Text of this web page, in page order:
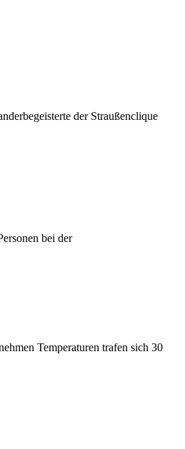
der Straußenclique
bei der
Temperaturen trafen sich 30